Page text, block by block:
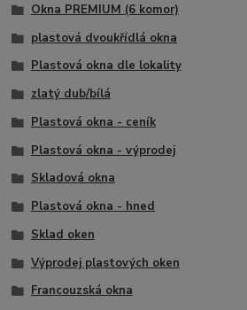
Okna PREMIUM (6 komor)
plastová dvoukřídlá okna
Plastová okna dle lokality
zlatý dub/bílá
Plastová okna - ceník
Plastová okna - výprodej
Skladová okna
Plastová okna - hned
Sklad oken
Výprodej plastových oken
Francouzská okna